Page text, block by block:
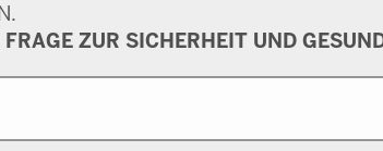
ZUR SICHERHEIT UND